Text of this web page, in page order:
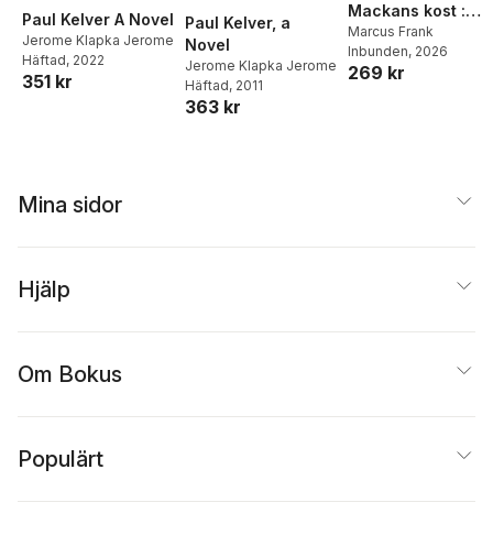
Paul Kelver A Novel
Jerome Klapka Jerome
Häftad, 2022
351 kr
Paul Kelver, a
Novel
Jerome Klapka Jerome
Häftad, 2011
363 kr
Mackans kost :
Middagar och
matlådor
Marcus Frank
Inbunden, 2026
269 kr
Mina sidor
Hjälp
Om Bokus
Populärt